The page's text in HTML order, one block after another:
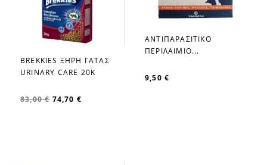
favorite_border
BREKKIES ΞΗΡΗ ΓΑΤΑΣ
URINARY CARE 20K
83,00 € 74,70 €
favorite_border
ΑΝΤΙΠΑΡΑΣΙΤΙΚΟ
ΠΕΡΙΛΑΙΜΙΟ...
9,50 €